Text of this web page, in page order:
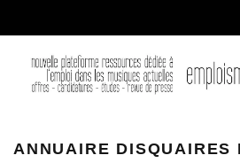
ANNUAIRE DISQUAIRES